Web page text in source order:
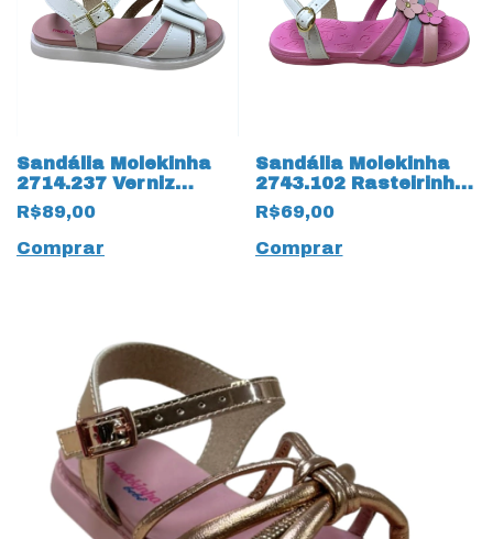
Sandália Molekinha
2714.237 Verniz
Premium Branco
R$89,00
Comprar
Sandália Molekinha
2743.102 Rasteirinha
Rosa
R$69,00
Comprar